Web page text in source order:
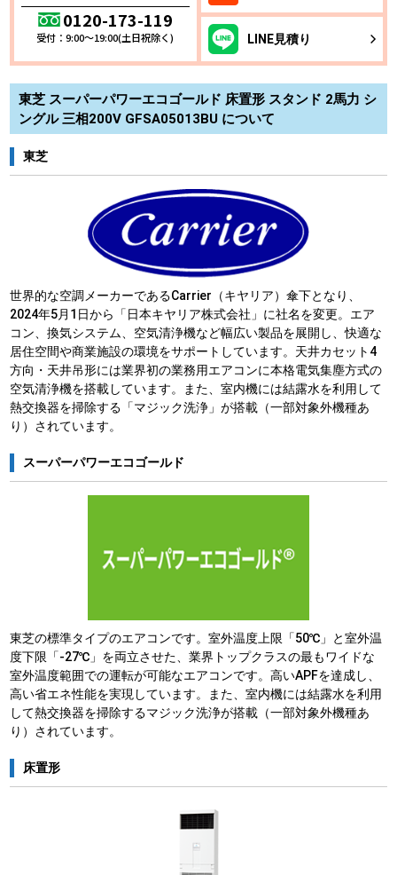
0120-173-119
受付：9:00～19:00(土日祝除く) LINE見積り
東芝 スーパーパワーエコゴールド 床置形 スタンド 2馬力 シ
ングル 三相200V GFSA05013BU について
東芝
世界的な空調メーカーであるCarrier（キヤリア）傘下となり、
2024年5月1日から「日本キヤリア株式会社」に社名を変更。エア
コン、換気システム、空気清浄機など幅広い製品を展開し、快適な
居住空間や商業施設の環境をサポートしています。天井カセット4
方向・天井吊形には業界初の業務用エアコンに本格電気集塵方式の
空気清浄機を搭載しています。また、室内機には結露水を利用して
熱交換器を掃除する「マジック洗浄」が搭載（一部対象外機種あ
り）されています。
スーパーパワーエコゴールド
東芝の標準タイプのエアコンです。室外温度上限「50℃」と室外温
度下限「-27℃」を両立させた、業界トップクラスの最もワイドな
室外温度範囲での運転が可能なエアコンです。高いAPFを達成し、
高い省エネ性能を実現しています。また、室内機には結露水を利用
して熱交換器を掃除するマジック洗浄が搭載（一部対象外機種あ
り）されています。
床置形